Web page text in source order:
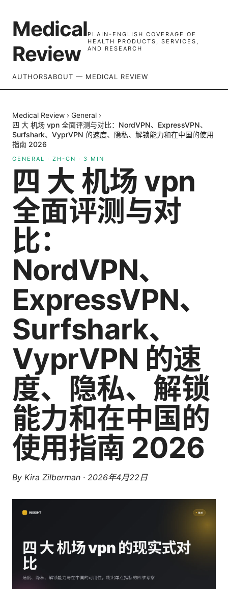
Medical
Review
PLAIN-ENGLISH COVERAGE OF
HEALTH PRODUCTS, SERVICES,
AND RESEARCH
AUTHORSABOUT — MEDICAL REVIEW
Medical Review › General ›
四 大 机场 vpn 全面评测与对比：NordVPN、ExpressVPN、
Surfshark、VyprVPN 的速度、隐私、解锁能力和在中国的使用
指南 2026
GENERAL · ZH-CN · 3 MIN
四 大 机场 vpn
全面评测与对
比：
NordVPN、
ExpressVPN、
Surfshark、
VyprVPN 的速
度、隐私、解锁
能力和在中国的
使用指南 2026
By Kira Zilberman · 2026年4月22日